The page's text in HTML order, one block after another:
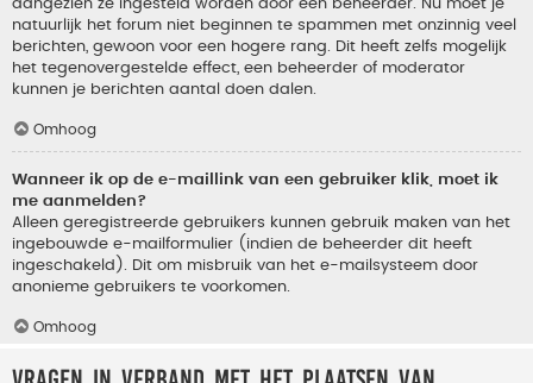
aangezien ze ingesteld worden door een beheerder. Nu moet je
natuurlijk het forum niet beginnen te spammen met onzinnig veel
berichten, gewoon voor een hogere rang. Dit heeft zelfs mogelijk
het tegenovergestelde effect, een beheerder of moderator
kunnen je berichten aantal doen dalen.
Omhoog
Wanneer ik op de e-maillink van een gebruiker klik, moet ik
me aanmelden?
Alleen geregistreerde gebruikers kunnen gebruik maken van het
ingebouwde e-mailformulier (indien de beheerder dit heeft
ingeschakeld). Dit om misbruik van het e-mailsysteem door
anonieme gebruikers te voorkomen.
Omhoog